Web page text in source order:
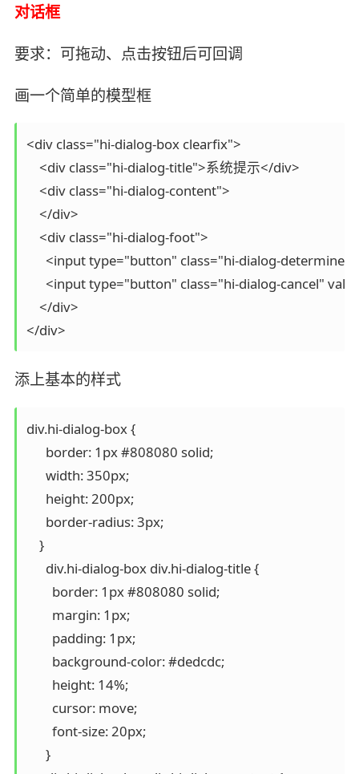
对话框
要求：可拖动、点击按钮后可回调
画一个简单的模型框
<div class="hi-dialog-box clearfix">
    <div class="hi-dialog-title">系统提示</div>
    <div class="hi-dialog-content">
    </div>
    <div class="hi-dialog-foot">
<input type="button" class="hi-dialog-determine"
<input type="button" class="hi-dialog-cancel"
    </div>
</div>
添上基本的样式
div.hi-dialog-box {
      border: 1px #808080 solid;
      width: 350px;
      height: 200px;
      border-radius: 3px;
    }
      div.hi-dialog-box div.hi-dialog-title {
        border: 1px #808080 solid;
        margin: 1px;
        padding: 1px;
        background-color: #dedcdc;
        height: 14%;
        cursor: move;
        font-size: 20px;
      }